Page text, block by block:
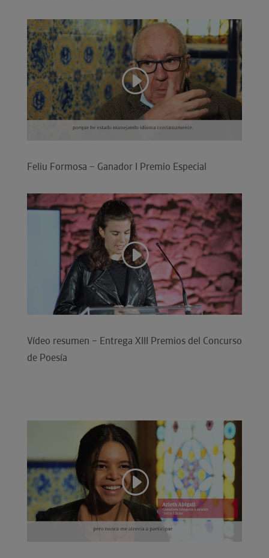
Feliu Formosa – Ganador I Premio Especial
Vídeo resumen – Entrega XIII Premios del Concurso
de Poesía